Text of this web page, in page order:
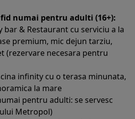
numai pentru adulti (16+):
bar & Restaurant cu serviciu a la
premium, mic dejun tarziu,
(rezervare necesara pentru
infinity cu o terasa minunata,
la mare
pentru adulti: se servesc
Metropol)